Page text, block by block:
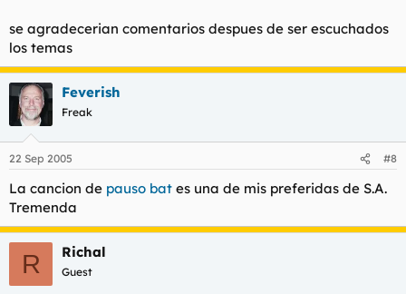
se agradecerian comentarios despues de ser escuchados
los temas
Feverish
Freak
22 Sep 2005 #8
La cancion de pauso bat es una de mis preferidas de S.A.
Tremenda
R Richal
Guest